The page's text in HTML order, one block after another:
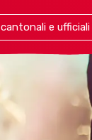
e ufficiali